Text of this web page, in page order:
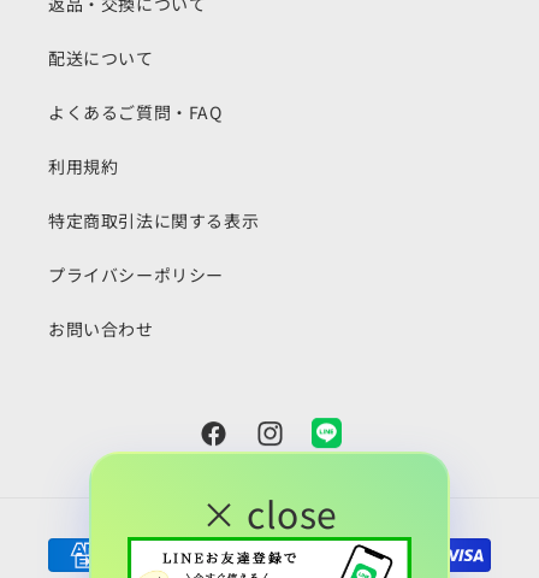
配送について
よくあるご質問・FAQ
利用規約
特定商取引法に関する表示
プライバシーポリシー
お問い合わせ
FacebookInstagramSnapchat
済
方
× close